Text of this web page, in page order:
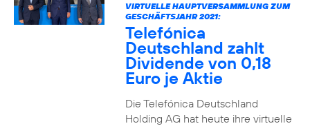
VIRTUELLE HAUPTVERSAMMLUNG ZUM
GESCHÄFTSJAHR 2021:
Telefónica
Deutschland zahlt
Dividende von 0,18
Euro je Aktie
Die Telefónica Deutschland
Holding AG hat heute ihre virtuelle